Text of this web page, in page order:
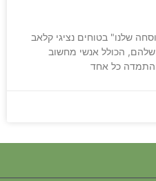
שלנו" בטוחים נציגי קלאב
שלהם, הכולל אנשי מחשוב
כל אחד